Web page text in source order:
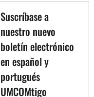
Suscríbase a
nuestro nuevo
boletín electrónico
en español y
portugués
UMCOMtigo